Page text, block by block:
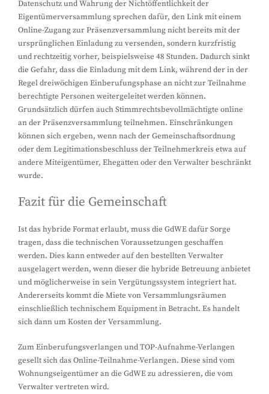
Datenschutz und Wahrung der Nichtöffentlichkeit der
Eigentümerversammlung sprechen dafür, den Link mit einem
Online-Zugang zur Präsenzversammlung nicht bereits mit der
ursprünglichen Einladung zu versenden, sondern kurzfristig
und rechtzeitig vorher, beispielsweise 48 Stunden. Dadurch sinkt
die Gefahr, dass die Einladung mit dem Link, während der in der
Regel dreiwöchigen Einberufungsphase an nicht zur Teilnahme
berechtigte Personen weitergeleitet werden können.
Grundsätzlich dürfen auch Stimmrechtsbevollmächtigte online
an der Präsenzversammlung teilnehmen. Einschränkungen
können sich ergeben, wenn nach der Gemeinschaftsordnung
oder dem Legitimationsbeschluss der Teilnehmerkreis etwa auf
andere Miteigentümer, Ehegatten oder den Verwalter beschränkt
wurde.
Fazit für die Gemeinschaft
Ist das hybride Format erlaubt, muss die GdWE dafür Sorge
tragen, dass die technischen Voraussetzungen geschaffen
werden. Dies kann entweder auf den bestellten Verwalter
ausgelagert werden, wenn dieser die hybride Betreuung anbietet
und möglicherweise in sein Vergütungssystem integriert hat.
Andererseits kommt die Miete von Versammlungsräumen
einschließlich technischem Equipment in Betracht. Es handelt
sich dann um Kosten der Versammlung.
Zum Einberufungsverlangen und TOP-Aufnahme-Verlangen
gesellt sich das Online-Teilnahme-Verlangen. Diese sind vom
Wohnungseigentümer an die GdWE zu adressieren, die vom
Verwalter vertreten wird.